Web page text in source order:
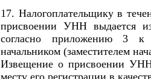
17. Налогоплательщику в
присвоении УНН выдается
согласно приложению 3 к
начальником (заместителем
Извещение о присвоении
месту его регистрации в